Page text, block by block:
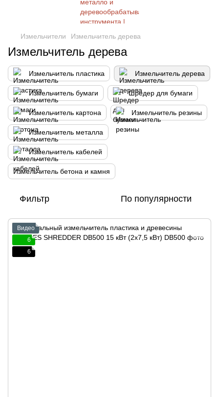
Измельчители Измельчитель дерева
Измельчитель дерева
Измельчитель пластика Измельчитель дерева
Измельчитель бумаги Шредер для бумаги
Измельчитель картона Измельчитель резины
Измельчитель металла
Измельчитель кабелей
Измельчитель бетона и камня
Фильтр По популярности
Видео
6
6